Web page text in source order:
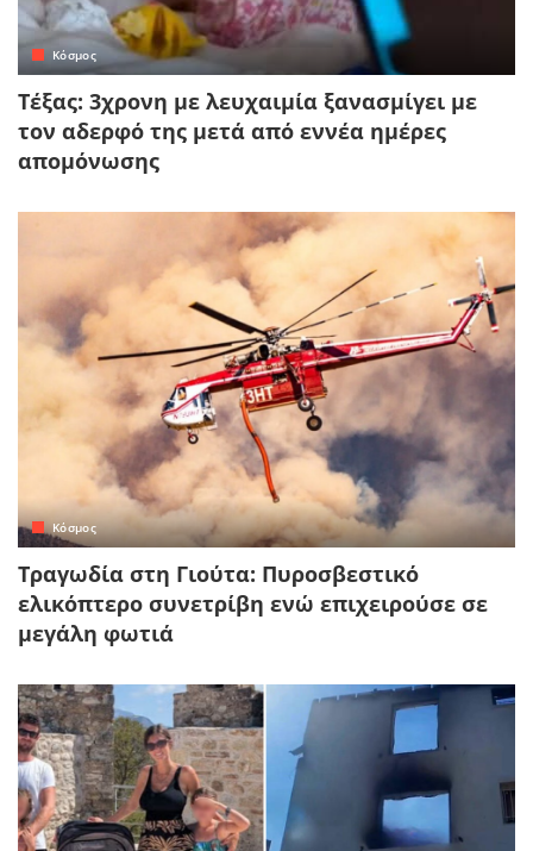
Κόσμος
Τέξας: 3χρονη με λευχαιμία ξανασμίγει με
τον αδερφό της μετά από εννέα ημέρες
απομόνωσης
Κόσμος
Τραγωδία στη Γιούτα: Πυροσβεστικό
ελικόπτερο συνετρίβη ενώ επιχειρούσε σε
μεγάλη φωτιά